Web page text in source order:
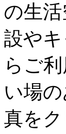
の生
設や
らご
い場
真を